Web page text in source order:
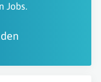
Jobs.